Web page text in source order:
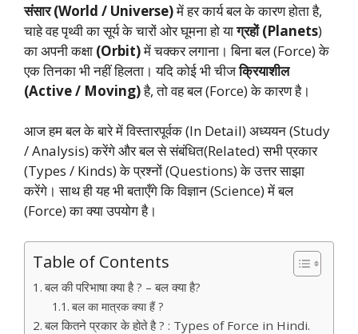
संसार (World / Universe)में हर कार्य बल के कारण होता है,
चाहे वह पृथ्वी का सूर्य के चारों ओर घूमना हो याग्रहों (Planets)
का अपनी कक्षा (Orbit)में चक्कर लगाना। बिना बल (Force) के
एक तिनका भी नहीं हिलता। यदि कोई भी चीजक्रियाशील
(Active / Moving)है, तो वह बल (Force) के कारण है।
आज हम बल के बारे में विस्तारपूर्वक (In Detail) अध्ययन (Study
/ Analysis) करेंगे और बल से संबंधित(Related) सभी प्रकार
(Types / Kinds) के प्रश्नों (Questions) के उत्तर साझा
करेंगे। साथ ही यह भी बताएँगे कि विज्ञान (Science) में बल
(Force) का क्या उपयोग है।
Table of Contents
बल की परिभाषा क्या है ? – बल क्या है?
बल का मात्रक क्या हैं ?
बल कितने प्रकार के होते है ? : Types of Force in Hindi.